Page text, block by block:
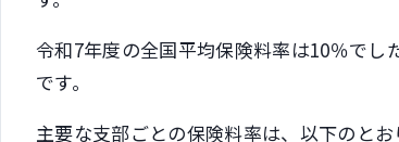
令和7年度の全国平均保険料率は10％でし
です。
主要な支部ごとの保険料率は、以下のとお